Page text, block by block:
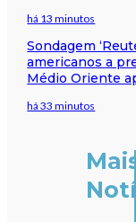
há 13 minutos
Sondagem
americanos a
Médio Oriente
há 33 minutos
Mais